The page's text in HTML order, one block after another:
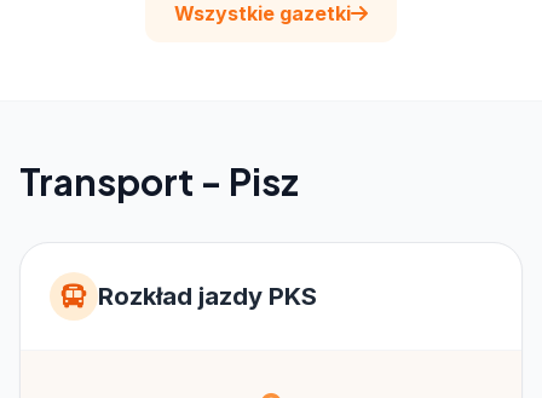
Wszystkie gazetki
Transport - Pisz
Rozkład jazdy PKS